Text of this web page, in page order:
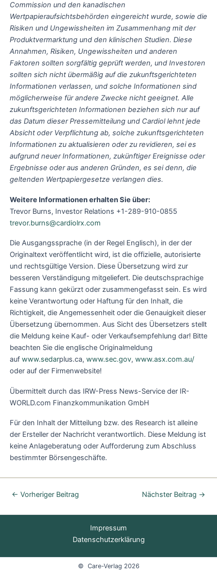
Commission und den kanadischen
Wertpapieraufsichtsbehörden eingereicht wurde, sowie die
Risiken und Ungewissheiten im Zusammenhang mit der
Produktvermarktung und den klinischen Studien. Diese
Annahmen, Risiken, Ungewissheiten und anderen
Faktoren sollten sorgfältig geprüft werden, und Investoren
sollten sich nicht übermäßig auf die zukunftsgerichteten
Informationen verlassen, und solche Informationen sind
möglicherweise für andere Zwecke nicht geeignet. Alle
zukunftsgerichteten Informationen beziehen sich nur auf
das Datum dieser Pressemitteilung und Cardiol lehnt jede
Absicht oder Verpflichtung ab, solche zukunftsgerichteten
Informationen zu aktualisieren oder zu revidieren, sei es
aufgrund neuer Informationen, zukünftiger Ereignisse oder
Ergebnisse oder aus anderen Gründen, es sei denn, die
geltenden Wertpapiergesetze verlangen dies.
Weitere Informationen erhalten Sie über:
Trevor Burns, Investor Relations +1-289-910-0855
trevor.burns@cardiolrx.com
Die Ausgangssprache (in der Regel Englisch), in der der
Originaltext veröffentlicht wird, ist die offizielle, autorisierte
und rechtsgültige Version. Diese Übersetzung wird zur
besseren Verständigung mitgeliefert. Die deutschsprachige
Fassung kann gekürzt oder zusammengefasst sein. Es wird
keine Verantwortung oder Haftung für den Inhalt, die
Richtigkeit, die Angemessenheit oder die Genauigkeit dieser
Übersetzung übernommen. Aus Sicht des Übersetzers stellt
die Meldung keine Kauf- oder Verkaufsempfehlung dar! Bitte
beachten Sie die englische Originalmeldung
auf www.sedarplus.ca, www.sec.gov, www.asx.com.au/
oder auf der Firmenwebsite!
Übermittelt durch das IRW-Press News-Service der IR-
WORLD.com Finanzkommunikation GmbH
Für den Inhalt der Mitteilung bzw. des Research ist alleine
der Ersteller der Nachricht verantwortlich. Diese Meldung ist
keine Anlageberatung oder Aufforderung zum Abschluss
bestimmter Börsengeschäfte.
← Vorheriger Beitrag Nächster Beitrag →
Impressum
Datenschutzerklärung
© Care-Verlag 2026